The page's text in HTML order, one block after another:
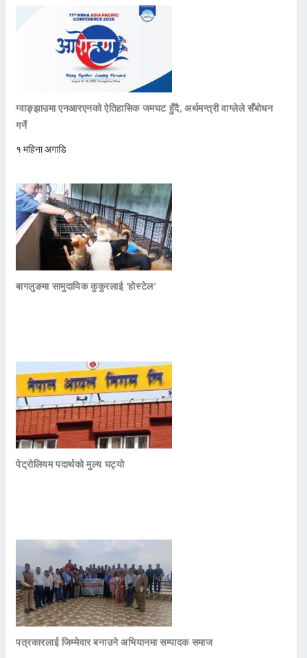
ग्वाङ्झाउमा एनआरएनको ऐतिहासिक जमघट हुँदै, अर्थमन्त्री वाग्लेले सँबोधन
गर्ने
१ महिना अगाडि
बागलुङमा सामुदायिक कुकुरलाई ‘होस्टेल’
पेट्रोलियम पदार्थको मुल्य घट्यो
पत्रकारलाई जिम्मेवार बनाउने अभियानमा सम्पादक समाज